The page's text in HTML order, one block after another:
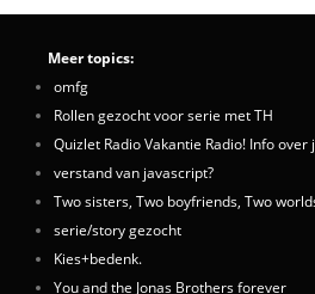
Meer topics:
omfg
Rollen gezocht voor serie met TH
Quizlet Radio Vakantie Radio! Info
verstand van javascript?
Two sisters, Two boyfriends, Two
serie/story gezocht
Kies+bedenk.
You and the Jonas Brothers forever